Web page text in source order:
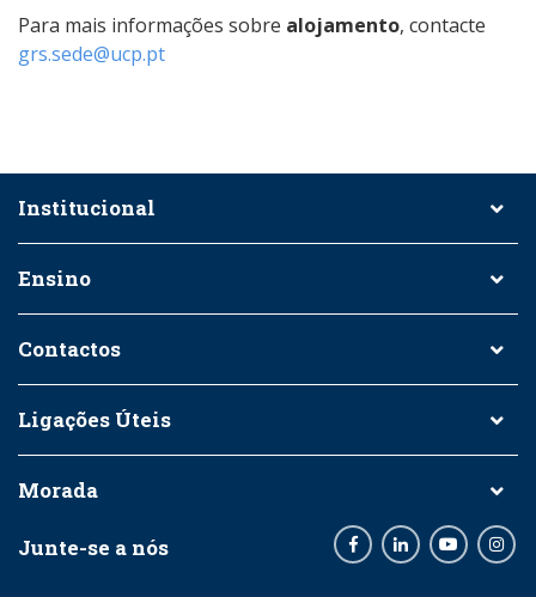
Para mais informações sobre alojamento, contacte
grs.sede@ucp.pt
Institucional
Ensino
Contactos
Ligações Úteis
Morada
Junte-se a nós FacebookLinkedInYoutube